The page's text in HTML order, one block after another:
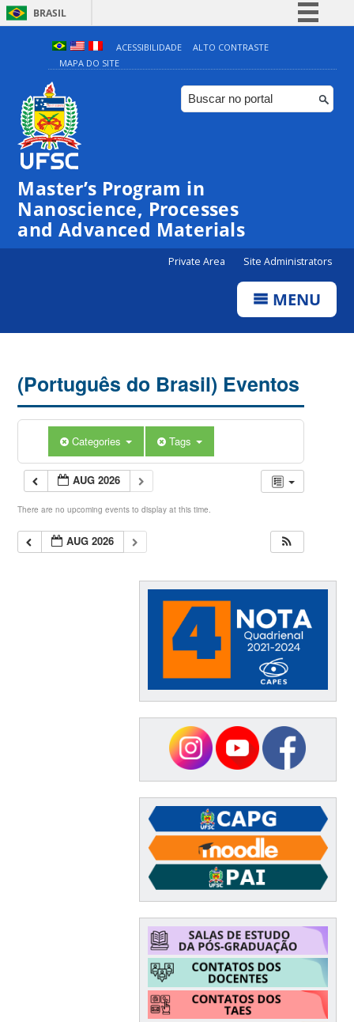
BRASIL
Simplifique!
Comunica BR
Participe
ACESSIBILIDADE
ALTO CONTRASTE
MAPA DO SITE
Master’s Program in
Nanoscience, Processes
and Advanced Materials
Private Area Site Administrators
MENU
(Português do Brasil) Eventos
Categories Tags
AUG 2026
There are no upcoming events to display at this time.
AUG 2026